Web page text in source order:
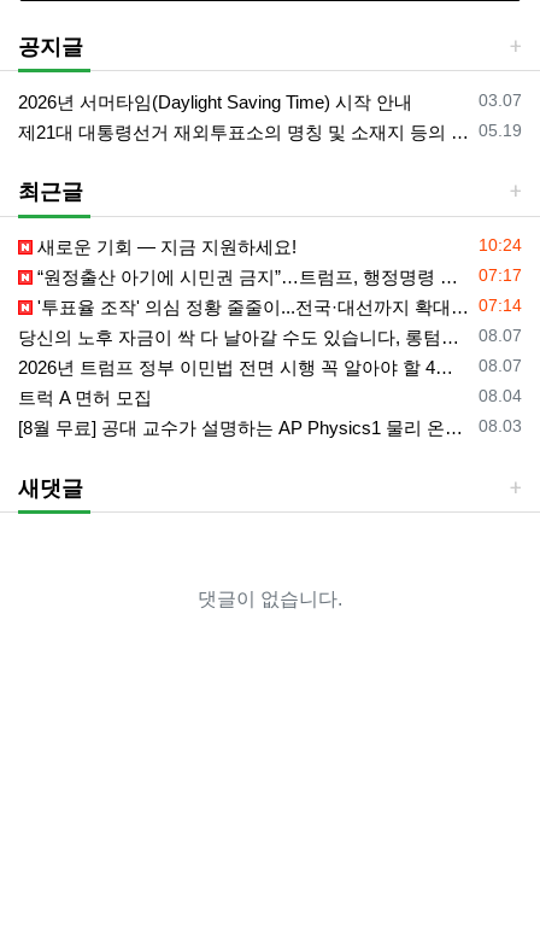
공지글
등록일
03.07
2026년 서머타임(Daylight Saving Time) 시작 안내
등록일
05.19
제21대 대통령선거 재외투표소의 명칭 및 소재지 등의 공고/올랜도 제외 투표소
최근글
등록일
10:24
새로운 기회 — 지금 지원하세요!
등록일
07:17
“원정출산 아기에 시민권 금지”…트럼프, 행정명령 서명
등록일
07:14
'투표율 조작' 의심 정황 줄줄이...전국·대선까지 확대되나
등록일
08.07
당신의 노후 자금이 싹 다 날아갈 수도 있습니다, 롱텀케어 준비 하기
등록일
08.07
2026년 트럼프 정부 이민법 전면 시행 꼭 알아야 할 4가지!!
등록일
08.04
트럭 A 면허 모집
등록일
08.03
[8월 무료] 공대 교수가 설명하는 AP Physics1 물리 온라인 강의
새댓글
댓글이 없습니다.